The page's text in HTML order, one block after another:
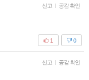
신고 | 공감 확인
0
1
신고 | 공감 확인